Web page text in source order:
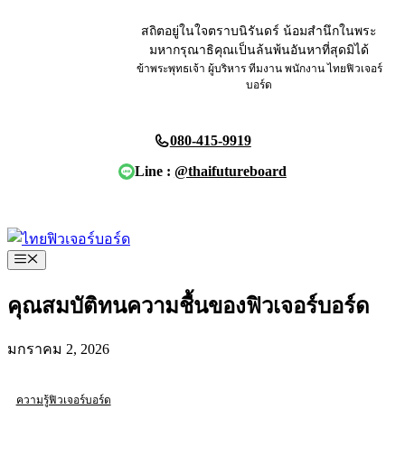
สถิตอยู่ในใจตราบนิรันดร์ น้อมสำนึกในพระ
มหากรุณาธิคุณเป็นล้นพ้นอันหาที่สุดมิได้
ข้าพระพุทธเจ้า ผู้บริหาร ทีมงาน พนักงาน ไทยฟิวเจอร์
บอร์ด
080-415-9919
Line : @thaifutureboard
Menu
คุณสมบัติทนความชื้นของฟิวเจอร์บอร์ด
มกราคม 2, 2026
ความรู้ฟิวเจอร์บอร์ด